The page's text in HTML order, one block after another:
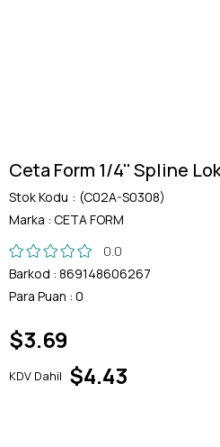
Ceta Form 1/4'' Spline
Stok Kodu
(C02A-S0308)
Marka : CETA FORM
0.0
Barkod : 869148606267
Para Puan : 0
$3.69
KDV Dahil $4.43